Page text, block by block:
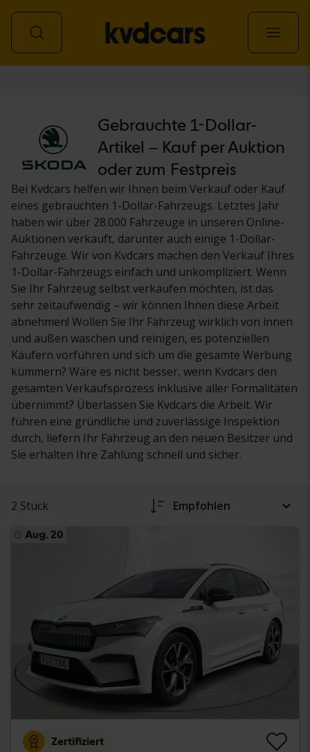
Gebrauchte 1-Dollar-
Artikel – Kauf per Auktion
oder zum Festpreis
Bei Kvdcars helfen wir Ihnen beim Verkauf oder Kauf
eines gebrauchten 1-Dollar-Fahrzeugs. Letztes Jahr
haben wir über 28.000 Fahrzeuge in unseren Online-
Auktionen verkauft, darunter auch einige 1-Dollar-
Fahrzeuge. Wir von Kvdcars machen den Verkauf Ihres
1-Dollar-Fahrzeugs einfach und unkompliziert. Wenn
Sie Ihr Fahrzeug selbst verkaufen möchten, ist das
sehr zeitaufwendig – wir können Ihnen diese Arbeit
abnehmen! Wollen Sie Ihr Fahrzeug wirklich von innen
und außen waschen und reinigen, es potenziellen
Käufern vorführen und sich um die gesamte Werbung
kümmern? Wäre es nicht besser, wenn Kvdcars den
gesamten Verkaufsprozess inklusive aller Formalitäten
übernimmt? Überlassen Sie Kvdcars die Arbeit. Wir
führen eine gründliche und zuverlässige Inspektion
durch, liefern Ihr Fahrzeug an den neuen Besitzer und
Sie erhalten Ihre Zahlung schnell und sicher.
2 Stück Empfohlen
Aug. 20
Zertifiziert